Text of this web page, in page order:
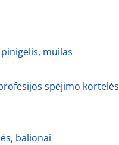
muilas
spėjimo kortelės
balionai